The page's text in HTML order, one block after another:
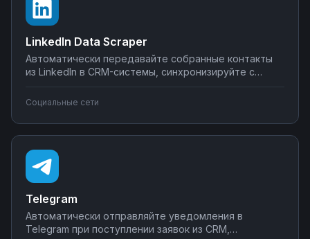
LinkedIn Data Scraper
Автоматически передавайте собранные контакты
из LinkedIn в CRM-системы, синхронизируйте с
продаж. Настройте интеграции LinkedIn Data Scraper
сложных сценариев обработки лидов.
Социальные сети
Telegram
Автоматически отправляйте уведомления в
Telegram при поступлении заявок из CRM,